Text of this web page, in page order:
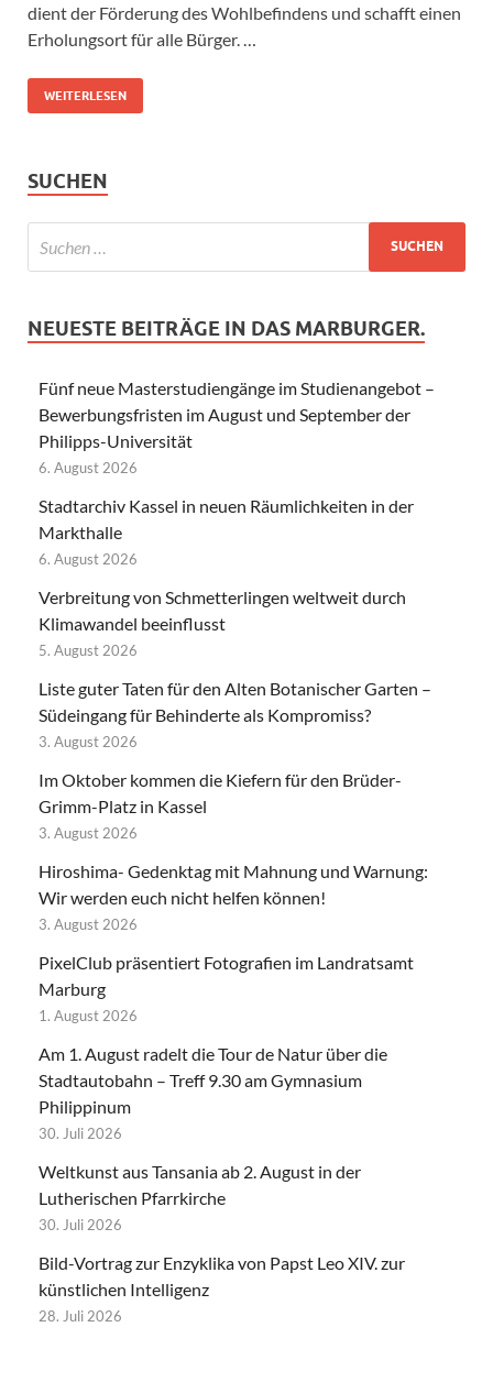
dient der Förderung des Wohlbefindens und schafft einen
Erholungsort für alle Bürger. …
WEITERLESEN
SUCHEN
NEUESTE BEITRÄGE IN DAS MARBURGER.
Fünf neue Masterstudiengänge im Studienangebot –
Bewerbungsfristen im August und September der
Philipps-Universität
6. August 2026
Stadtarchiv Kassel in neuen Räumlichkeiten in der
Markthalle
6. August 2026
Verbreitung von Schmetterlingen weltweit durch
Klimawandel beeinflusst
5. August 2026
Liste guter Taten für den Alten Botanischer Garten –
Südeingang für Behinderte als Kompromiss?
3. August 2026
Im Oktober kommen die Kiefern für den Brüder-
Grimm-Platz in Kassel
3. August 2026
Hiroshima- Gedenktag mit Mahnung und Warnung:
Wir werden euch nicht helfen können!
3. August 2026
PixelClub präsentiert Fotografien im Landratsamt
Marburg
1. August 2026
Am 1. August radelt die Tour de Natur über die
Stadtautobahn – Treff 9.30 am Gymnasium
Philippinum
30. Juli 2026
Weltkunst aus Tansania ab 2. August in der
Lutherischen Pfarrkirche
30. Juli 2026
Bild-Vortrag zur Enzyklika von Papst Leo XIV. zur
künstlichen Intelligenz
28. Juli 2026